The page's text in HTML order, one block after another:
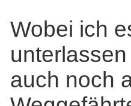
Wobei ich
auch noch